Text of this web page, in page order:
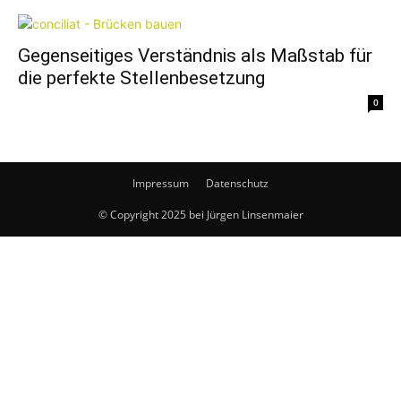
Gegenseitiges Verständnis als Maßstab für
die perfekte Stellenbesetzung
0
Impressum Datenschutz
© Copyright 2025 bei Jürgen Linsenmaier